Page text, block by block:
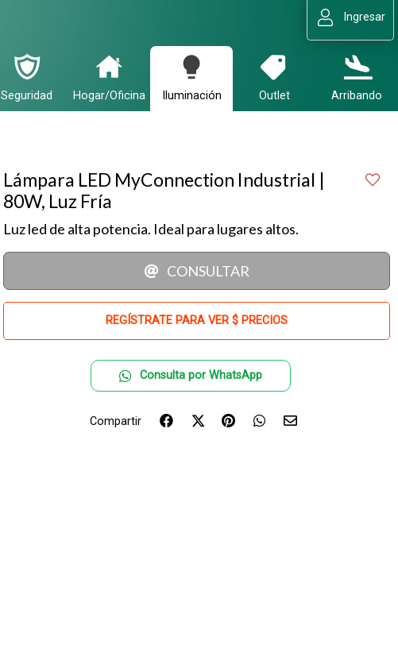
Ingresar
Seguridad Hogar/Oficina Iluminación Outlet Arribando
Lámpara LED MyConnection Industrial |
80W, Luz Fría
Luz led de alta potencia. Ideal para lugares altos.
CONSULTAR
REGÍSTRATE PARA VER $ PRECIOS
Consulta por WhatsApp
Compartir